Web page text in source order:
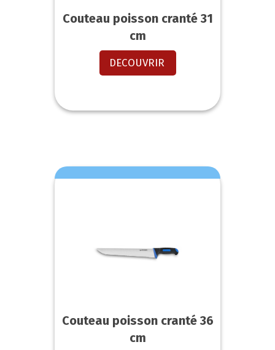
Couteau poisson cranté 31
cm
DECOUVRIR
Couteau poisson cranté 36
cm